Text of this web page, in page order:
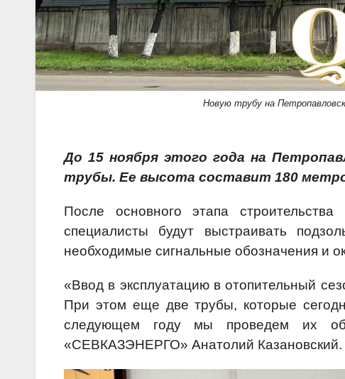
Новую трубу на
До 15 ноября этого года на
трубы. Ее высота составит 180
После основного этапа строительства
специалисты будут выстраивать
необходимые сигнальные обозначения и
«Ввод в эксплуатацию в отопительный
При этом еще две трубы, которые
следующем году мы проведем их
«СЕВКАЗЭНЕРГО» Анатолий Казановский.